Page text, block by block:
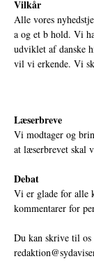
Vilkår
Alle vores
a og et b hold. Vi
udviklet af danske
vil vi erkende. Vi
Læserbreve
Vi modtager og
at læserbrevet skal
Debat
Vi er glade for alle
kommentarer for
Du kan skrive til os